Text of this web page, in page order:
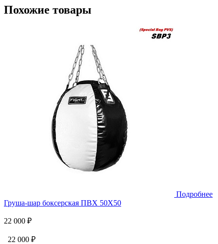
Похожие товары
Подробнее
Груша-шар боксерская ПВХ 50Х50
22 000 ₽
22 000 ₽